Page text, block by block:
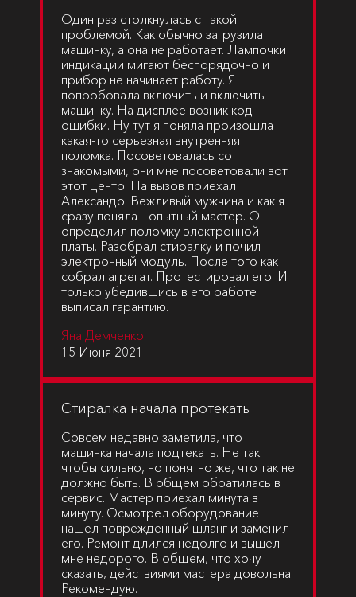
Один раз столкнулась с такой
проблемой. Как обычно загрузила
машинку, а она не работает. Лампочки
индикации мигают беспорядочно и
прибор не начинает работу. Я
попробовала включить и включить
машинку. На дисплее возник код
ошибки. Ну тут я поняла произошла
какая-то серьезная внутренняя
поломка. Посоветовалась со
знакомыми, они мне посоветовали вот
этот центр. На вызов приехал
Александр. Вежливый мужчина и как я
сразу поняла – опытный мастер. Он
определил поломку электронной
платы. Разобрал стиралку и почил
электронный модуль. После того как
собрал агрегат. Протестировал его. И
только убедившись в его работе
выписал гарантию.
Яна Демченко
15 Июня 2021
Стиралка начала протекать
Совсем недавно заметила, что
машинка начала подтекать. Не так
чтобы сильно, но понятно же, что так не
должно быть. В общем обратилась в
сервис. Мастер приехал минута в
минуту. Осмотрел оборудование
нашел поврежденный шланг и заменил
его. Ремонт длился недолго и вышел
мне недорого. В общем, что хочу
сказать, действиями мастера довольна.
Рекомендую.